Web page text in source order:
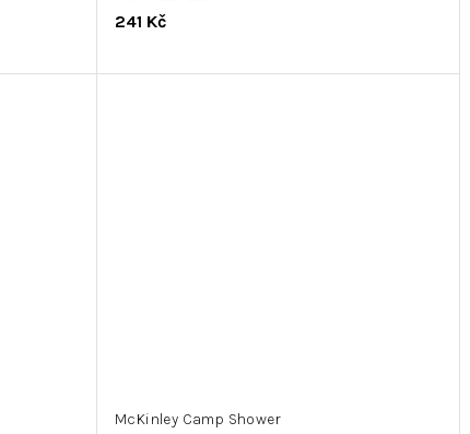
241 Kč
McKinley Camp Shower